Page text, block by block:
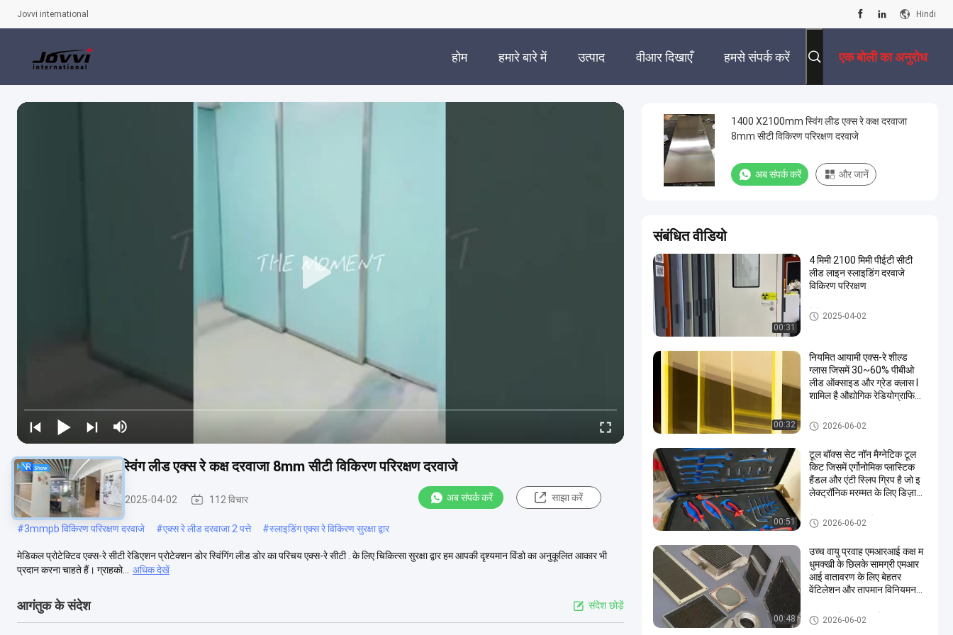
Jovvi international Hindi
होम हमारे बारे में उत्पाद वीआर दिखाएँ हमसे संपर्क करें एक बोली का अनुरोध
1400 X2100mm स्विंग लीड एक्स रे कक्ष दरवाजा 8mm सीटी विकिरण परिरक्षण दरवाजे
विकिरण सुरक्षा द्वार 2025-04-02 112 विचार अब संपर्क करें साझा करें
#3mmpb विकिरण परिरक्षण दरवाजे #एक्स रे लीड दरवाजा 2 पत्ते #स्लाइडिंग एक्स रे विकिरण सुरक्षा द्वार
मेडिकल प्रोटेक्टिव एक्स-रे सीटी रेडिएशन प्रोटेक्शन डोर स्विंगिंग लीड डोर का परिचय एक्स-रे सीटी . के लिए चिकित्सा सुरक्षा द्वार हम आपकी दृश्यमान विंडो का अनुकूलित आकार भी
प्रदान करना चाहते हैं। ग्राहको...
अधिक देखें
आगंतुक के संदेश संदेश छोड़ें
1400 X2100mm स्विंग लीड एक्स रे कक्ष दरवाजा
8mm सीटी विकिरण परिरक्षण दरवाजे
अब संपर्क करें और जानें
संबंधित वीडियो
00:31
4 मिमी 2100 मिमी पीईटी सीटी
लीड लाइन स्लाइडिंग दरवाजे
विकिरण परिरक्षण
विकिरण सुरक्षा द्वार
2025-04-02
00:32
नियमित आयामी एक्स-रे शील्ड
ग्लास जिसमें 30~60% पीबीओ
लीड ऑक्साइड और ग्रेड क्लास I
शामिल है औद्योगिक रेडियोग्राफिक
एक्स रे लीड ग्लास
2026-06-02
00:51
टूल बॉक्स सेट नॉन मैग्नेटिक टूल
किट जिसमें एर्गोनोमिक प्लास्टिक
हैंडल और एंटी स्लिप ग्रिप है जो इ
लेक्ट्रॉनिक मरम्मत के लिए डिज़ाइन
गैर चुंबकीय उपकरण किट
2026-06-02
00:48
उच्च वायु प्रवाह एमआरआई कक्ष म
धुमक्खी के छिलके सामग्री एमआर
आई वातावरण के लिए बेहतर
वेंटिलेशन और तापमान विनियमन
हनीकॉम्ब वेवगाइड एयर वेंट
2026-06-02